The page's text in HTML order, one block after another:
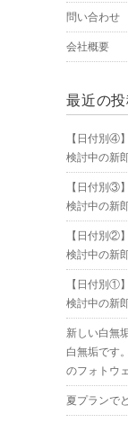
問い合わせ
会社概要
最近の
【日付別④
検討中の新
【日付別③
検討中の新
【日付別②
検討中の新
【日付別①
検討中の新
新しい白無
白無垢です
のフォトウ
夏プランで